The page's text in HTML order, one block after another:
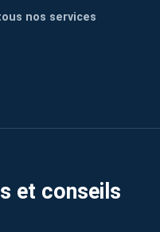
nos services
et conseils